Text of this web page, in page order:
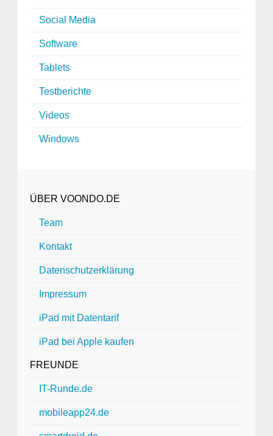
Social Media
Software
Tablets
Testberichte
Videos
Windows
ÜBER VOONDO.DE
Team
Kontakt
Datenschutzerklärung
Impressum
iPad mit Datentarif
iPad bei Apple kaufen
FREUNDE
IT-Runde.de
mobileapp24.de